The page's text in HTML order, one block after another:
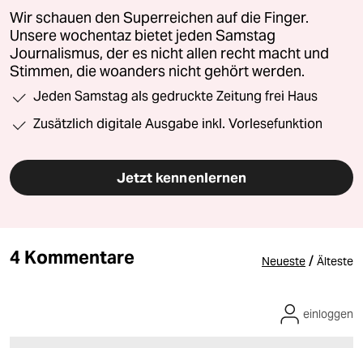
Wir schauen den Superreichen auf die Finger.
Unsere wochentaz bietet jeden Samstag
Journalismus, der es nicht allen recht macht und
Stimmen, die woanders nicht gehört werden.
Jeden Samstag als gedruckte Zeitung frei Haus
Zusätzlich digitale Ausgabe inkl. Vorlesefunktion
Jetzt kennenlernen
4 Kommentare Neueste / Älteste
einloggen